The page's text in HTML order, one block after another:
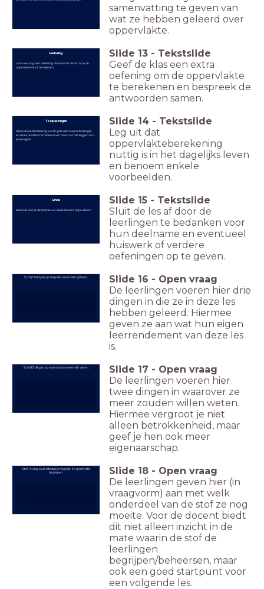
samenvatting te geven van
wat ze hebben geleerd over
oppervlakte.
Herhaling
Laten we nog een oefening doen om te testen of je de
oppervlakte kunt berekenen.
Slide 13 - Tekstslide
Geef de klas een extra
oefening om de oppervlakte
te berekenen en bespreek de
antwoorden samen.
Toepassingen
Oppervlakteberekening wordt gebruikt in veel alledaagse
situaties, zoals het schilderen van muren of het leggen van
vloertegels.
Slide 14 - Tekstslide
Leg uit dat
oppervlakteberekening
nuttig is in het dagelijks leven
en benoem enkele
voorbeelden.
Einde
Bedankt voor je deelname aan deze les over oppervlakte!
Slide 15 - Tekstslide
Sluit de les af door de
leerlingen te bedanken voor
hun deelname en eventueel
huiswerk of verdere
oefeningen op te geven.
Schrijf 3 dingen op die je deze les hebt geleerd. Slide 16 - Open vraag
De leerlingen voeren hier drie
dingen in die ze in deze les
hebben geleerd. Hiermee
geven ze aan wat hun eigen
leerrendement van deze les
is.
Schrijf 2 dingen op waarover je meer wilt weten. Slide 17 - Open vraag
De leerlingen voeren hier
twee dingen in waarover ze
meer zouden willen weten.
Hiermee vergroot je niet
alleen betrokkenheid, maar
geef je hen ook meer
eigenaarschap.
Stel 1 vraag over iets dat je nog niet zo goed hebt
begrepen.
Slide 18 - Open vraag
De leerlingen geven hier (in
vraagvorm) aan met welk
onderdeel van de stof ze nog
moeite. Voor de docent biedt
dit niet alleen inzicht in de
mate waarin de stof de
leerlingen
begrijpen/beheersen, maar
ook een goed startpunt voor
een volgende les.